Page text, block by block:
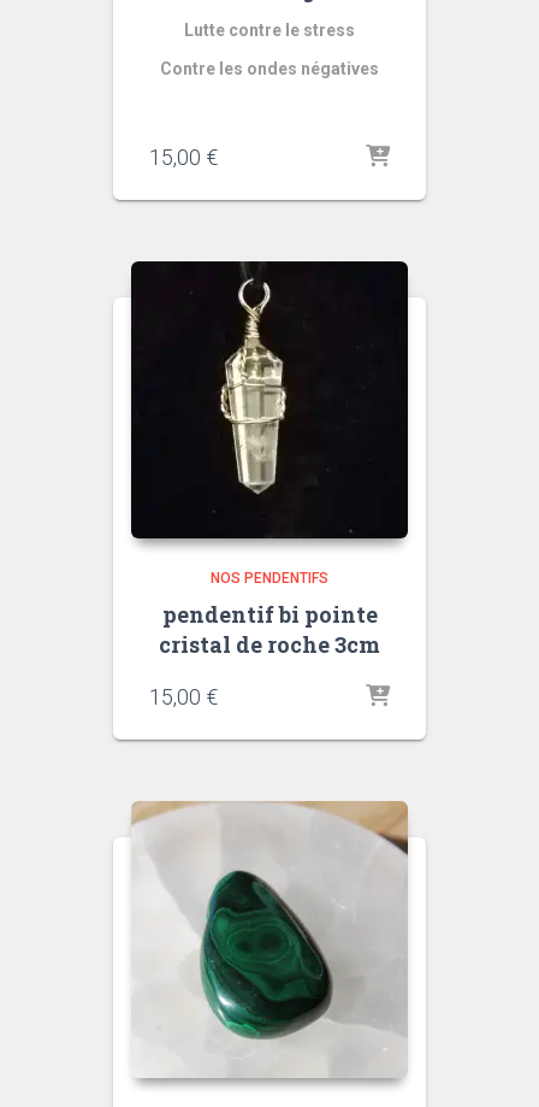
Lutte contre le stress
Contre les ondes négatives
15,00 €
NOS PENDENTIFS
pendentif bi pointe
cristal de roche 3cm
Améthyst
Oeil
15,00 €